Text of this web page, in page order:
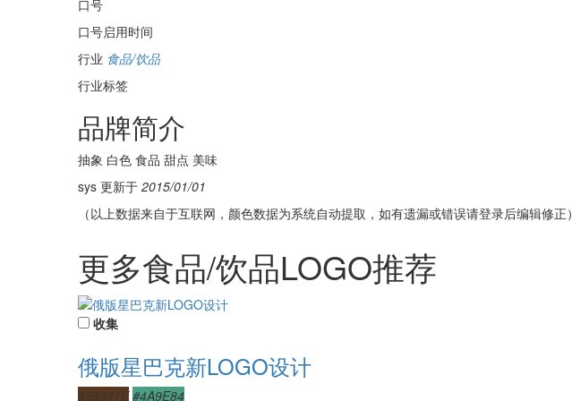
口号
口号启用时间
行业 食品/饮品
行业标签
品牌简介
抽象 白色 食品 甜点 美味
sys 更新于 2015/01/01
（以上数据来自于互联网，颜色数据为系统自动提取，如有遗漏或错误请登录后编辑修正）
更多食品/饮品LOGO推荐
收集
俄版星巴克新LOGO设计
#59371E #4A9E84